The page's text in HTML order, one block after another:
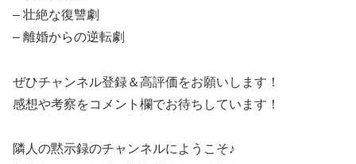
– 壮絶な復讐劇
– 離婚からの逆転劇
ぜひチャンネル登録＆高評価をお願いします！
感想や考察をコメント欄でお待ちしています！
隣人の黙示録のチャンネルにようこそ♪